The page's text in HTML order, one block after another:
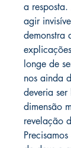
a
agir
demonstra
longe de
nos ainda
deveria ser
dimensão
revelação